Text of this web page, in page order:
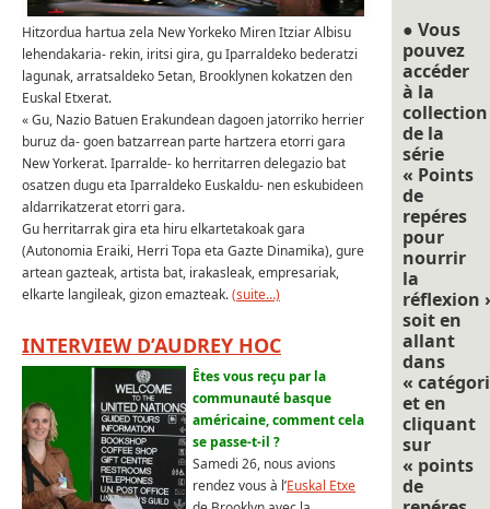
Hitzordua hartua zela New Yorkeko Miren Itziar Albisu
lehendakaria- rekin, iritsi gira, gu Iparraldeko bederatzi
lagunak, arratsaldeko 5etan, Brooklynen kokatzen den
Euskal Etxerat.
« Gu, Nazio Batuen Erakundean dagoen jatorriko herrier
buruz da- goen batzarrean parte hartzera etorri gara
New Yorkerat. Iparralde- ko herritarren delegazio bat
osatzen dugu eta Iparraldeko Euskaldu- nen eskubideen
aldarrikatzerat etorri gara.
Gu herritarrak gira eta hiru elkartetakoak gara
(Autonomia Eraiki, Herri Topa eta Gazte Dinamika), gure
artean gazteak, artista bat, irakasleak, empresariak,
elkarte langileak, gizon emazteak.(suite…)
INTERVIEW D’AUDREY HOC
Êtes vous reçu par la
communauté basque
américaine, comment cela
se passe-t-il ?
Samedi 26, nous avions
rendez vous à l’Euskal Etxe
● Vous
pouvez
accéder
à la
collection
de la
série
« Points
de
repéres
pour
nourrir
la
réflexion
soit en
allant
dans
«
et en
cliquant
sur
« points
de